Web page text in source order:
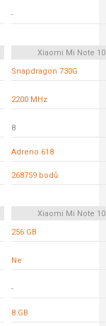
-
Xiaomi Mi Note
Snapdragon 730G
2200 MHz
8
Adreno 618
268759 bodů
Xiaomi Mi Note
256 GB
Ne
-
8 GB